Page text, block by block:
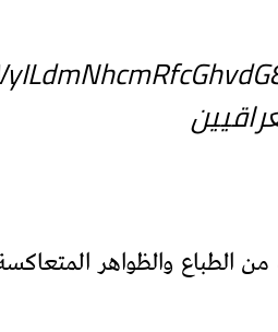
الطباع والظواهر